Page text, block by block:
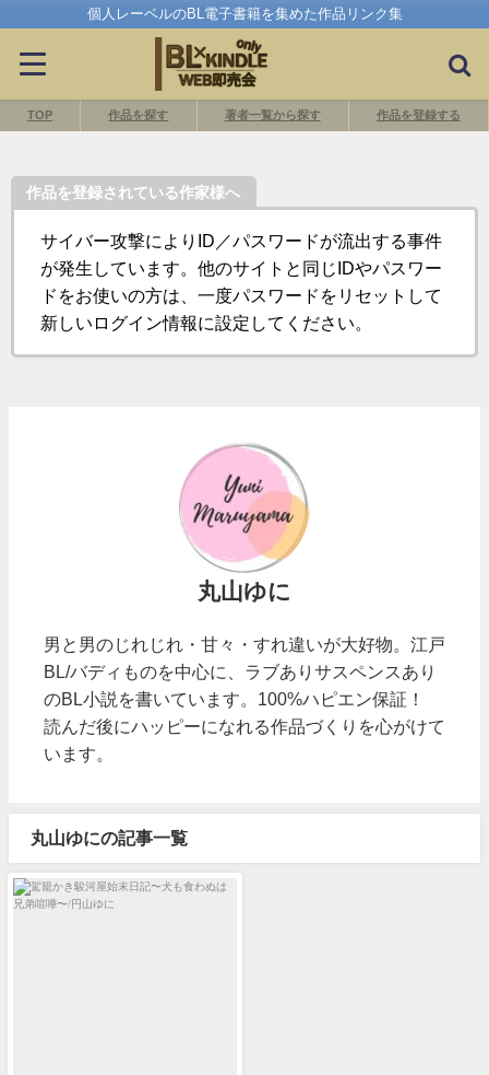
個人レーベルのBL電子書籍を集めた作品リンク集
TOP 作品を探す 著者一覧から探す 作品を登録する
作品を登録されている作家様へ
サイバー攻撃によりID／パスワードが流出する事件
が発生しています。他のサイトと同じIDやパスワー
ドをお使いの方は、一度パスワードをリセットして
新しいログイン情報に設定してください。
丸山ゆに
男と男のじれじれ・甘々・すれ違いが大好物。江戸
BL/バディものを中心に、ラブありサスペンスあり
のBL小説を書いています。100%ハピエン保証！
読んだ後にハッピーになれる作品づくりを心がけて
います。
丸山ゆにの記事一覧